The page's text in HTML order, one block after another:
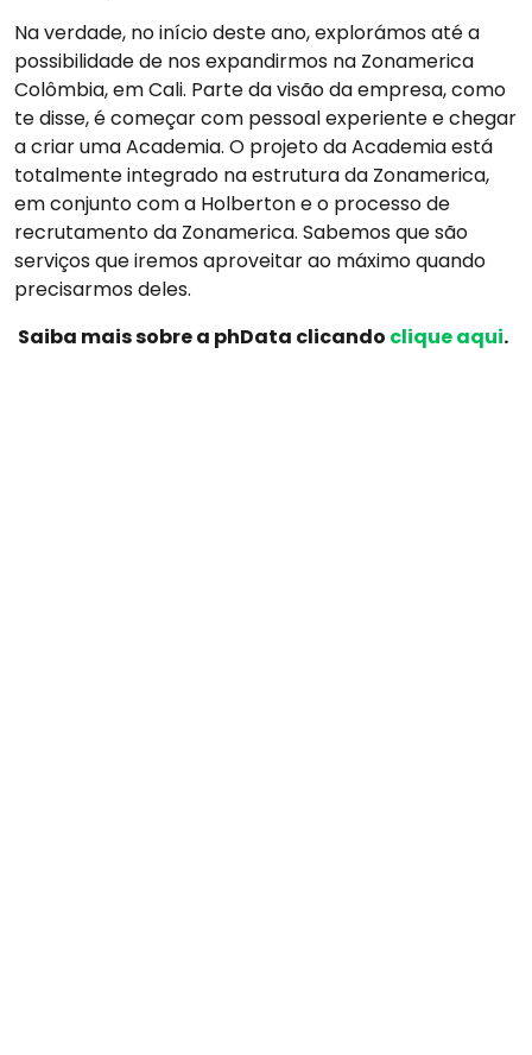
Na verdade, no início deste ano, explorámos até a
possibilidade de nos expandirmos na Zonamerica
Colômbia, em Cali. Parte da visão da empresa, como
te disse, é começar com pessoal experiente e chegar
a criar uma Academia. O projeto da Academia está
totalmente integrado na estrutura da Zonamerica,
em conjunto com a Holberton e o processo de
recrutamento da Zonamerica. Sabemos que são
serviços que iremos aproveitar ao máximo quando
precisarmos deles.
Saiba mais sobre a phData clicando clique aqui.